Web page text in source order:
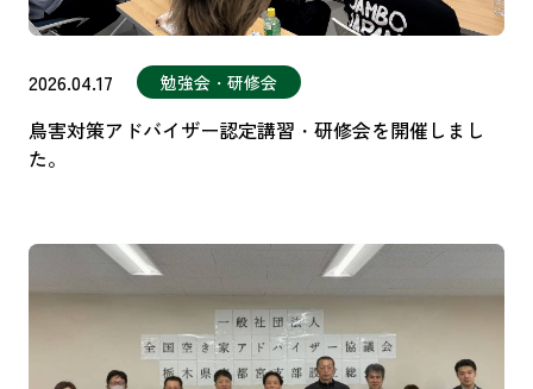
2026.04.17 勉強会・研修会
鳥害対策アドバイザー認定講習・研修会を開催しまし
た。